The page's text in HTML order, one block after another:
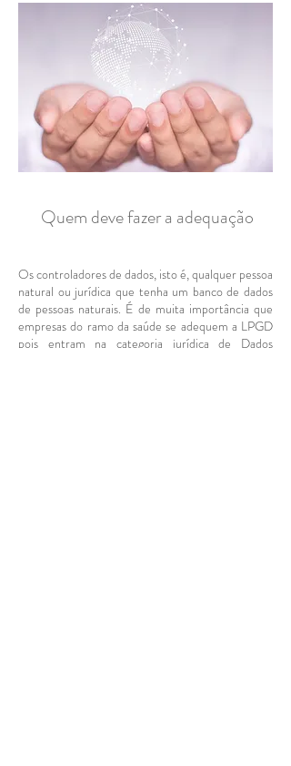
Quem deve fazer a adequação
Os controladores de dados, isto é, qualquer pessoa
natural ou jurídica que tenha um banco de dados
de pessoas naturais. É de muita importância que
empresas do ramo da saúde se adequem a LPGD
pois entram na categoria jurídica de Dados